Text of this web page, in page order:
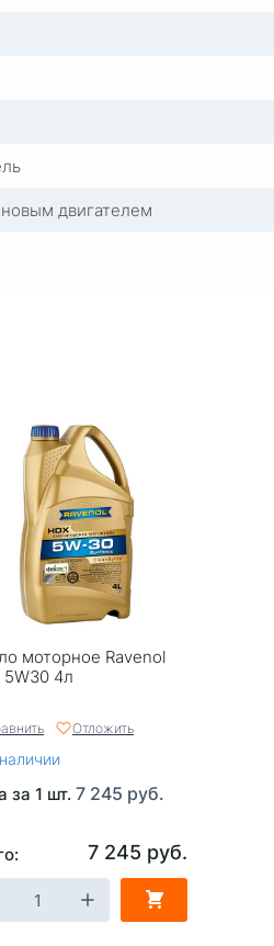
двигателем
моторное Ravenol
5W30 4л
Отложить
за 1 шт. 7 245 руб.
7 245 руб.